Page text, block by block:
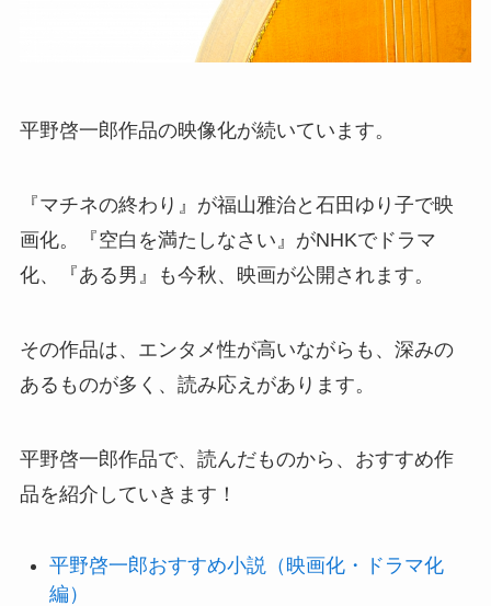
平野啓一郎作品の映像化が続いています。
『マチネの終わり』が福山雅治と石田ゆり子で映
画化。『空白を満たしなさい』がNHKでドラマ
化、『ある男』も今秋、映画が公開されます。
その作品は、エンタメ性が高いながらも、深みの
あるものが多く、読み応えがあります。
平野啓一郎作品で、読んだものから、おすすめ作
品を紹介していきます！
平野啓一郎おすすめ小説（映画化・ドラマ化
編）